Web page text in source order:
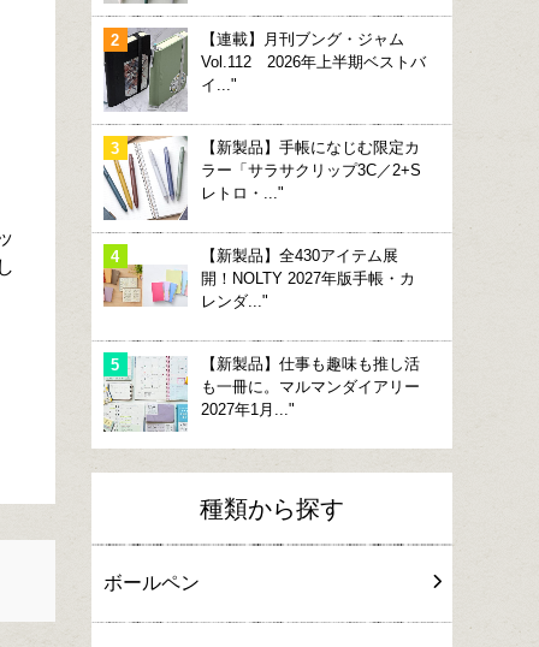
【連載】月刊ブング・ジャム
Vol.112 2026年上半期ベストバ
イ..."
【新製品】手帳になじむ限定カ
ラー「サラサクリップ3C／2+S
レトロ・..."
【新製品】全430アイテム展
開！NOLTY 2027年版手帳・カ
レンダ..."
【新製品】仕事も趣味も推し活
も一冊に。マルマンダイアリー
2027年1月..."
種類から探す
ボールペン